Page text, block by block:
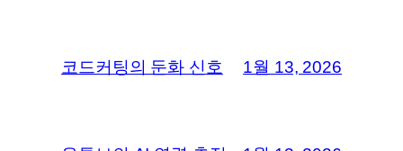
코드커팅의 둔화 신호 1월 13, 2026